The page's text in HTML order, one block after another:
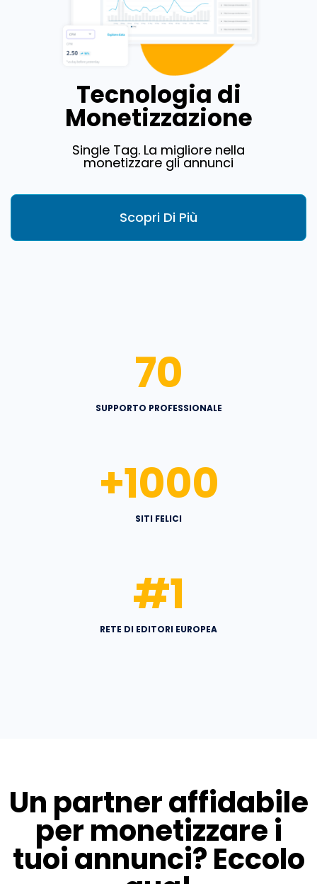
Tecnologia di
Monetizzazione
Single Tag. La migliore nella
monetizzare gli annunci
Scopri Di Più
SUPPORTO PROFESSIONALE
70
SITI FELICI
+1000
RETE DI EDITORI EUROPEA
#1
Un partner affidabile
per monetizzare i
tuoi annunci? Eccolo